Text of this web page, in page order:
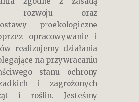
rozwoju oraz
proekologiczne
opracowywanie i
realizujemy działania
na przywracaniu
stanu ochrony
i zagrożonych
i roślin. Jesteśmy